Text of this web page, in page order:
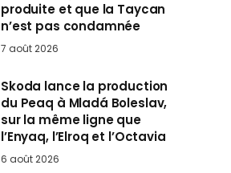
produite et que la Taycan
n’est pas condamnée
7 août 2026
Skoda lance la production
du Peaq à Mladá Boleslav,
sur la même ligne que
l’Enyaq, l’Elroq et l’Octavia
6 août 2026